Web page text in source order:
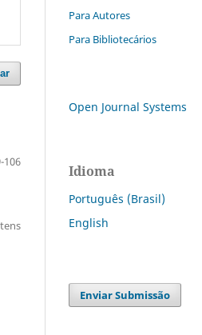
106
Para Autores
Para Bibliotecários
Open Journal Systems
Idioma
Português (Brasil)
English
Enviar Submissão